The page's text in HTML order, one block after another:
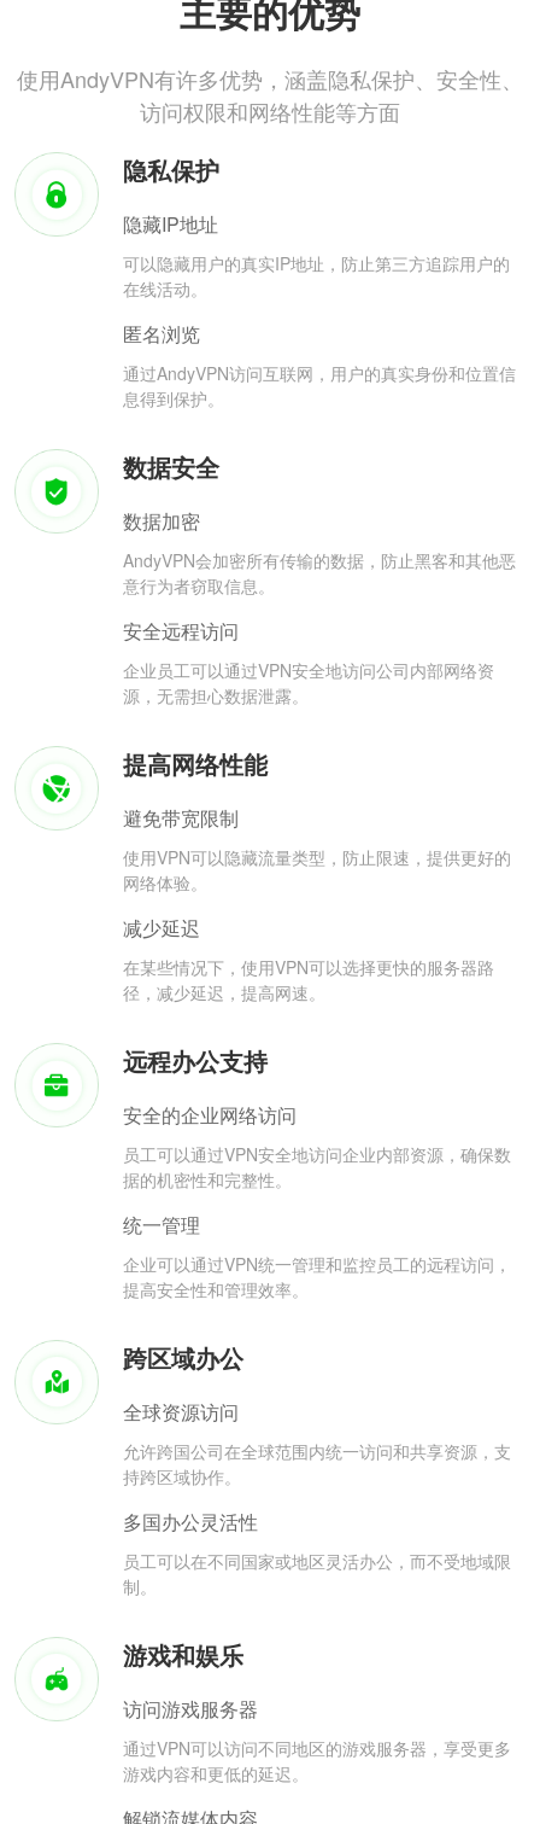
主要的优势
使用AndyVPN有许多优势，涵盖隐私保护、安全性、
访问权限和网络性能等方面
隐私保护
隐藏IP地址
可以隐藏用户的真实IP地址，防止第三方追踪用户的
在线活动。
匿名浏览
通过AndyVPN访问互联网，用户的真实身份和位置信
息得到保护。
数据安全
数据加密
AndyVPN会加密所有传输的数据，防止黑客和其他恶
意行为者窃取信息。
安全远程访问
企业员工可以通过VPN安全地访问公司内部网络资
源，无需担心数据泄露。
提高网络性能
避免带宽限制
使用VPN可以隐藏流量类型，防止限速，提供更好的
网络体验。
减少延迟
在某些情况下，使用VPN可以选择更快的服务器路
径，减少延迟，提高网速。
远程办公支持
安全的企业网络访问
员工可以通过VPN安全地访问企业内部资源，确保数
据的机密性和完整性。
统一管理
企业可以通过VPN统一管理和监控员工的远程访问，
提高安全性和管理效率。
跨区域办公
全球资源访问
允许跨国公司在全球范围内统一访问和共享资源，支
持跨区域协作。
多国办公灵活性
员工可以在不同国家或地区灵活办公，而不受地域限
制。
游戏和娱乐
访问游戏服务器
通过VPN可以访问不同地区的游戏服务器，享受更多
游戏内容和更低的延迟。